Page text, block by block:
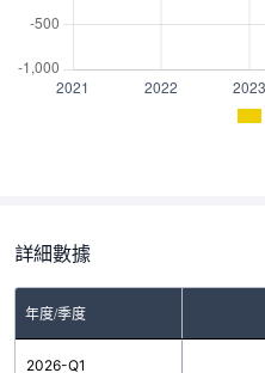
詳細數據
年度/季度
2026-Q1